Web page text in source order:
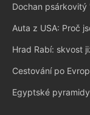
Dochan psárkovitý
Auta z USA: Proč
Hrad Rabí: skvost
Cestování po
Egyptské